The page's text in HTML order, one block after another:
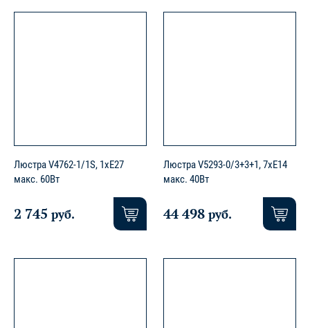
Люстра V4762-1/1S, 1хE27
макс. 60Вт
2 745 руб.
Люстра V5293-0/3+3+1, 7xE14
макс. 40Вт
44 498 руб.